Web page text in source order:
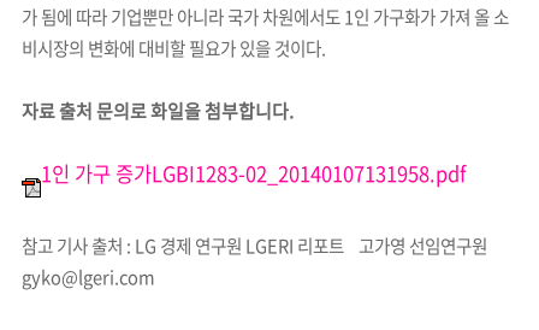
가 됨에 따라 기업뿐만 아니라 국가 차원에서도 1인 가구화가 가져 올 소
비시장의 변화에 대비할 필요가 있을 것이다.
자료 출처 문의로 화일을 첨부합니다.
1인 가구 증가LGBI1283-02_20140107131958.pdf
참고 기사 출처 : LG 경제 연구원 LGERI 리포트 고가영 선임연구원
gyko@lgeri.com